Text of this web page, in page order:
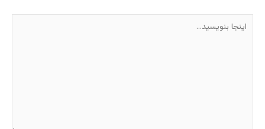
بنویسید…